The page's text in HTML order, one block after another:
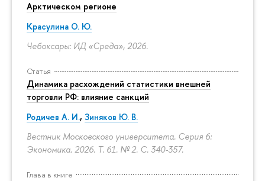
Арктическом регионе
Красулина О. Ю.
Чебоксары: ИД «Среда», 2026.
Статья
Динамика расхождений статистики внешней
торговли РФ: влияние санкций
Родичев А. И., Зиняков Ю. В.
Вестник Московского университета. Серия 6:
Экономика. 2026. Т. 61. № 2. С. 340-357.
Глава в книге